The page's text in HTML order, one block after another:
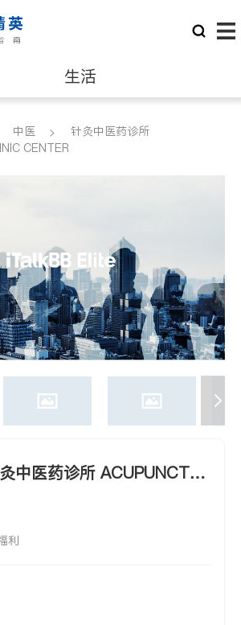
生活
律师
非盈利组织
中医
针灸中医药诊所
CENTER
中医药诊所 ACUPUNCTUR
利